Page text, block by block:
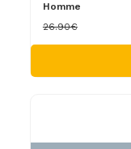
Homme
26.90€